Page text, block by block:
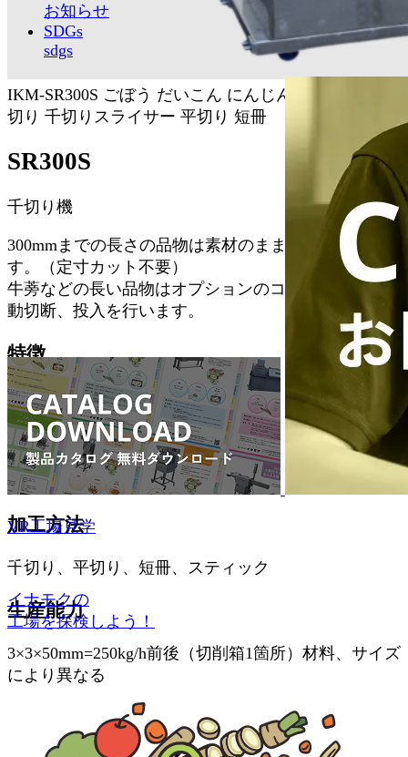
お知らせ
SDGs
sdgs
VR工場見学
イナモクの
工場を探検しよう！
IKM-SR300S ごぼう だいこん にんじん
切り 千切りスライサー 平切り 短冊
SR300S
千切り機
300mmまでの長さの品物は素材のまま投入できま
す。（定寸カット不要）
牛蒡などの長い品物はオプションのコンベアーにて自
動切断、投入を行います。
特徴
新方式！くずの少ない綺麗な製品
対応食材
だいこん、にんじん、ごぼう
加工方法
千切り、平切り、短冊、スティック
生産能力
3×3×50mm=250kg/h前後（切削箱1箇所）材料、サイズ
により異なる